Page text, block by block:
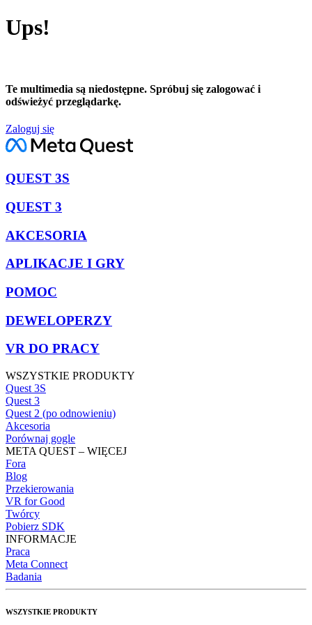
Ups!
Te multimedia są niedostępne. Spróbuj się zalogować i
odświeżyć przeglądarkę.
Zaloguj się
QUEST 3S
QUEST 3
AKCESORIA
APLIKACJE I GRY
POMOC
DEWELOPERZY
VR DO PRACY
WSZYSTKIE PRODUKTY
Quest 3S
Quest 3
Quest 2 (po odnowieniu)
Akcesoria
Porównaj gogle
META QUEST – WIĘCEJ
Fora
Blog
Przekierowania
VR for Good
Twórcy
Pobierz SDK
INFORMACJE
Praca
Meta Connect
Badania
WSZYSTKIE PRODUKTY